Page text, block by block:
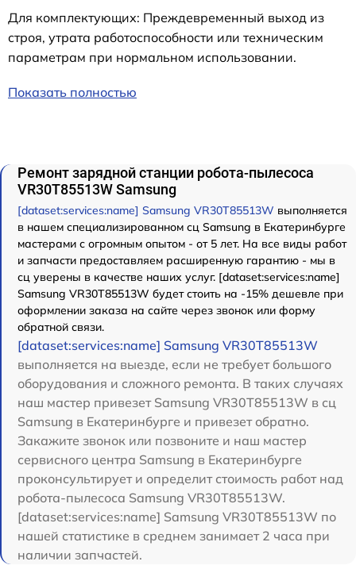
Для комплектующих: Преждевременный выход из
строя, утрата работоспособности или техническим
параметрам при нормальном использовании.
Показать полностью
Ремонт зарядной станции робота-пылесоса
VR30T85513W Samsung
[dataset:services:name] Samsung VR30T85513W выполняется
в нашем специализированном сц Samsung в Екатеринбурге
мастерами с огромным опытом - от 5 лет. На все виды работ
и запчасти предоставляем расширенную гарантию - мы в
сц уверены в качестве наших услуг. [dataset:services:name]
Samsung VR30T85513W будет стоить на -15% дешевле при
оформлении заказа на сайте через звонок или форму
обратной связи.
[dataset:services:name] Samsung VR30T85513W
выполняется на выезде, если не требует большого
оборудования и сложного ремонта. В таких случаях
наш мастер привезет Samsung VR30T85513W в сц
Samsung в Екатеринбурге и привезет обратно.
Закажите звонок или позвоните и наш мастер
сервисного центра Samsung в Екатеринбурге
проконсультирует и определит стоимость работ над
робота-пылесоса Samsung VR30T85513W.
[dataset:services:name] Samsung VR30T85513W по
нашей статистике в среднем занимает 2 часа при
наличии запчастей.